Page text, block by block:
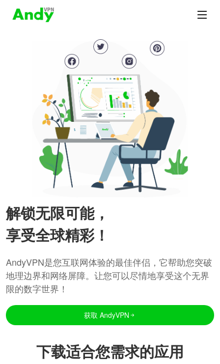
解锁无限可能，
享受全球精彩！
AndyVPN是您互联网体验的最佳伴侣，它帮助您突破
地理边界和网络屏障。让您可以尽情地享受这个无界
限的数字世界！
获取 AndyVPN
下载适合您需求的应用